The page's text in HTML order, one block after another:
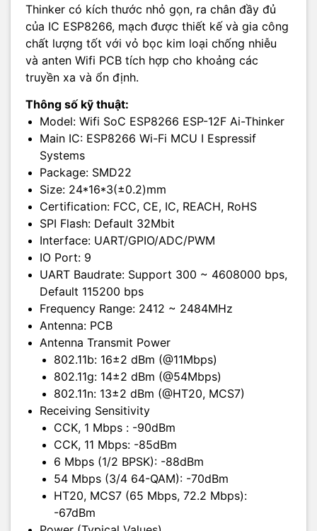
Thinker có kích thước nhỏ gọn, ra chân đầy đủ
của IC ESP8266, mạch được thiết kế và gia công
chất lượng tốt với vỏ bọc kim loại chống nhiễu
và anten Wifi PCB tích hợp cho khoảng các
truyền xa và ổn định.
Thông số kỹ thuật:
Model: Wifi SoC ESP8266 ESP-12F Ai-Thinker
Main IC: ESP8266 Wi-Fi MCU I Espressif
Systems
Package: SMD22
Size: 24*16*3(±0.2)mm
Certification: FCC, CE, IC, REACH, RoHS
SPI Flash: Default 32Mbit
Interface: UART/GPIO/ADC/PWM
IO Port: 9
UART Baudrate: Support 300 ~ 4608000 bps,
Default 115200 bps
Frequency Range: 2412 ~ 2484MHz
Antenna: PCB
Antenna Transmit Power
802.11b: 16±2 dBm (@11Mbps)
802.11g: 14±2 dBm (@54Mbps)
802.11n: 13±2 dBm (@HT20, MCS7)
Receiving Sensitivity
CCK, 1 Mbps : -90dBm
CCK, 11 Mbps: -85dBm
6 Mbps (1/2 BPSK): -88dBm
54 Mbps (3/4 64-QAM): -70dBm
HT20, MCS7 (65 Mbps, 72.2 Mbps):
-67dBm
Dây chuyền lắp ráp và test kiểm mạch tại Ai-Thinker: